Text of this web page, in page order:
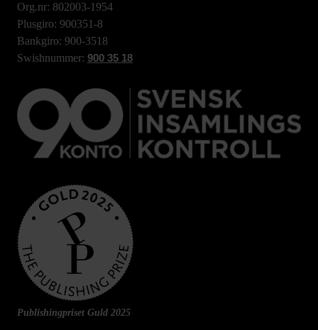
Org.nr: 802003-1954
Plusgiro: 900351-8
Bankgiro: 900-3518
Swishnummer: 900 35 18
Publishingpriset Guld 2025